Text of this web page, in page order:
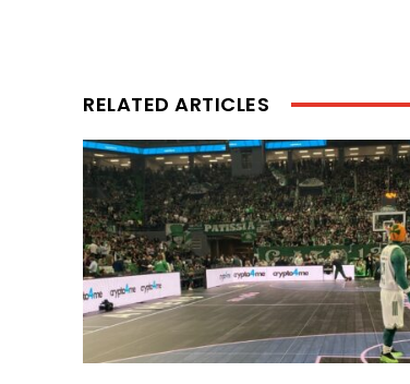
RELATED ARTICLES